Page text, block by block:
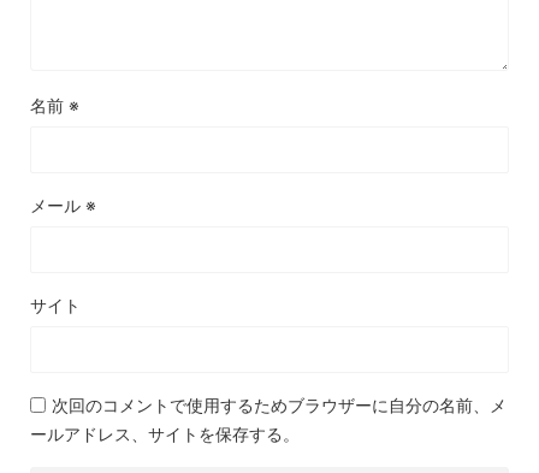
名前 ※
メール ※
サイト
次回のコメントで使用するためブラウザーに自分の名前、メ
ールアドレス、サイトを保存する。